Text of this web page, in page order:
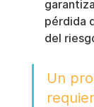
pérdida
del
Un